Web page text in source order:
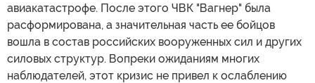
авиакатастрофе. После этого ЧВК "Вагнер" была
расформирована, а значительная часть ее бойцов
вошла в состав российских вооруженных сил и других
силовых структур. Вопреки ожиданиям многих
наблюдателей, этот кризис не привел к ослаблению